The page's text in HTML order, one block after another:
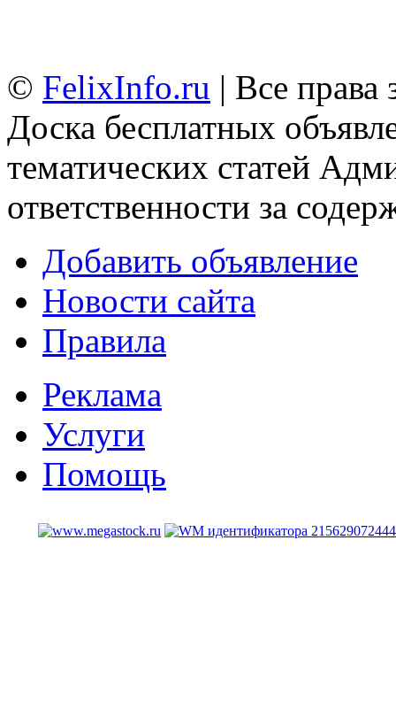
© FelixInfo.ru | Все
Доска бесплатных
тематических статей
ответственности за
Добавить объявление
Новости сайта
Правила
Реклама
Услуги
Помощь